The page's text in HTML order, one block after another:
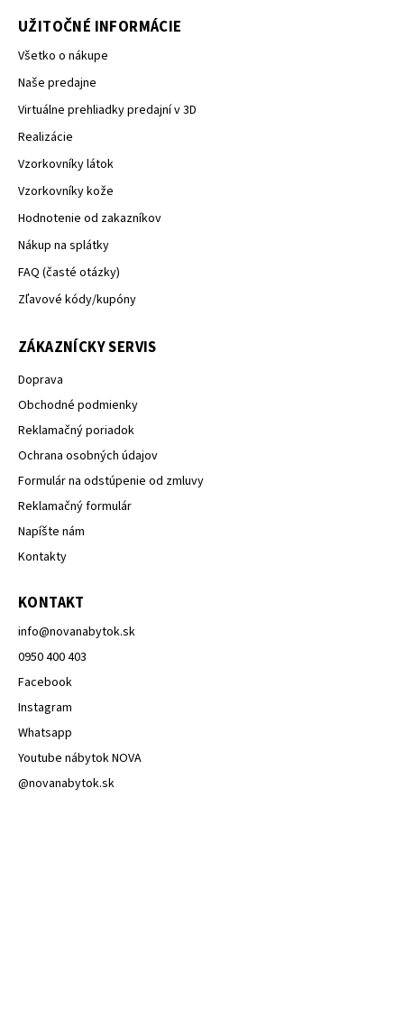
UŽITOČNÉ INFORMÁCIE
Všetko o nákupe
Naše predajne
Virtuálne prehliadky predajní v 3D
Realizácie
Vzorkovníky látok
Vzorkovníky kože
Hodnotenie od zakazníkov
Nákup na splátky
FAQ (časté otázky)
Zľavové kódy/kupóny
ZÁKAZNÍCKY SERVIS
Doprava
Obchodné podmienky
Reklamačný poriadok
Ochrana osobných údajov
Formulár na odstúpenie od zmluvy
Reklamačný formulár
Napíšte nám
Kontakty
KONTAKT
info@novanabytok.sk
0950 400 403
Facebook
Instagram
Whatsapp
Youtube nábytok NOVA
@novanabytok.sk